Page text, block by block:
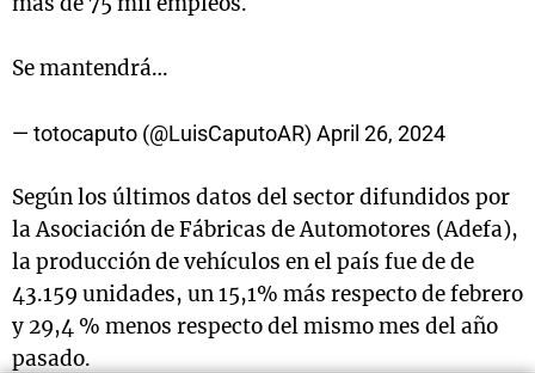
Se mantendrá…
— totocaputo (@LuisCaputoAR) April 26, 2024
Según los últimos datos del sector difundidos por
la Asociación de Fábricas de Automotores (Adefa),
la producción de vehículos en el país fue de de
43.159 unidades, un 15,1% más respecto de febrero
y 29,4 % menos respecto del mismo mes del año
pasado.